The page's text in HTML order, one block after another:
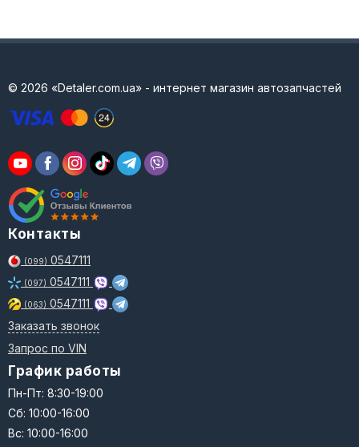
© 2026 «Detaler.com.ua» - интернет магазин автозапчастей
Контакты
(099) 0547111
(097) 0547111
(063) 0547111
Заказать звонок
Запрос по VIN
График работы
Пн-Пт: 8:30-19:00
Сб: 10:00-16:00
Вс: 10:00-16:00